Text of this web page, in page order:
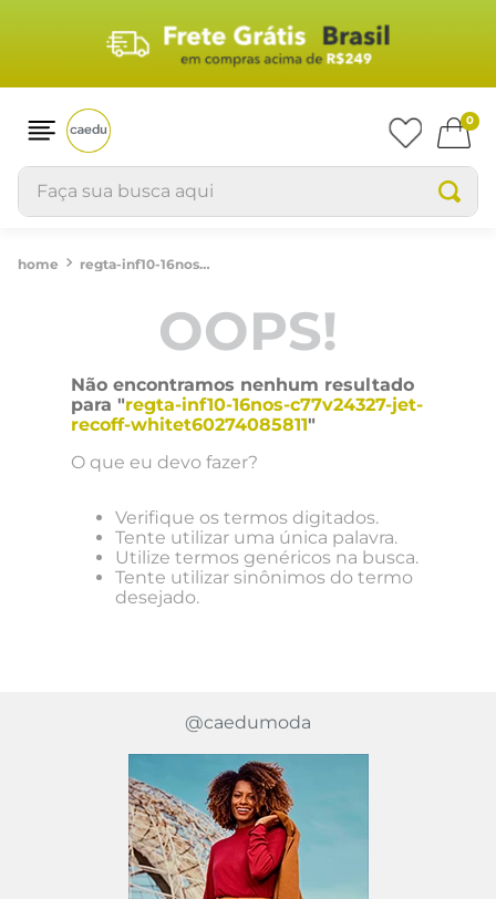
0
Faça sua busca aqui
regta-inf10-16nos-c77v24327-jet-recoff-whitet60274085811
OOPS!
Não encontramos nenhum resultado
para "regta-inf10-16nos-c77v24327-jet-
recoff-whitet60274085811"
O que eu devo fazer?
Verifique os termos digitados.
Tente utilizar uma única palavra.
Utilize termos genéricos na busca.
Tente utilizar sinônimos do termo
desejado.
@caedumoda